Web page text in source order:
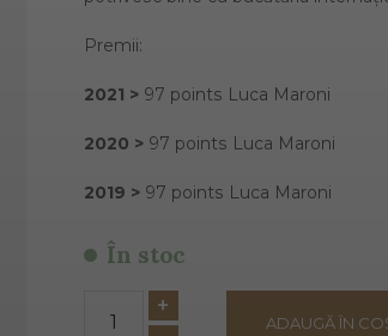
Premii:
2021 > 97 points Luca Maroni
2020 > 97 points Luca Maroni
2019 > 97 points Luca Maroni
În stoc
ADAUGĂ ÎN